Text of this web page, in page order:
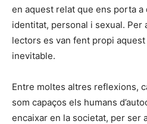
en aquest relat que ens porta
identitat, personal i sexual. Per
lectors es van fent propi
inevitable.
Entre moltes altres reflexions,
som capaços els humans
encaixar en la societat, per ser